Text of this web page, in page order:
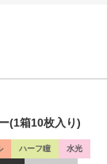
(1箱10枚入り)
ハーフ瞳 水光